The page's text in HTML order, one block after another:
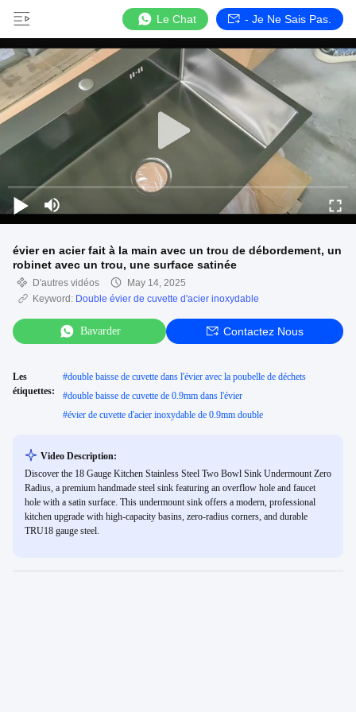
Le Chat - Je Ne Sais Pas.
évier en acier fait à la main avec un trou de débordement, un
robinet avec un trou, une surface satinée
D'autres vidéos
May 14, 2025
Keyword: Double évier de cuvette d'acier inoxydable
Bavarder Contactez Nous
Les
étiquettes:
#double baisse de cuvette dans l'évier avec la poubelle de déchets
#double baisse de cuvette de 0.9mm dans l'évier
#évier de cuvette d'acier inoxydable de 0.9mm double
Video Description:
Discover the 18 Gauge Kitchen Stainless Steel Two Bowl Sink Undermount Zero
Radius, a premium handmade steel sink featuring an overflow hole and faucet
hole with a satin surface. This undermount sink offers a modern, professional
kitchen upgrade with high-capacity basins, zero-radius corners, and durable
TRU18 gauge steel.